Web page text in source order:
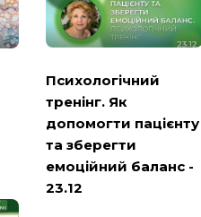
Психологічний
тренінг. Як
допомогти пацієнту
та зберегти
емоційний баланс -
23.12